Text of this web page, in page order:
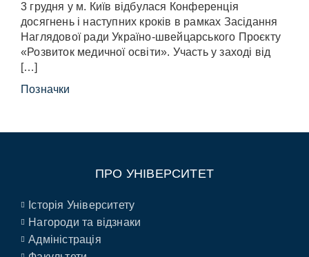
3 грудня у м. Київ відбулася Конференція
досягнень і наступних кроків в рамках Засідання
Наглядової ради Україно-швейцарського Проєкту
«Розвиток медичної освіти». Участь у заході від
[…]
Позначки
ПРО УНІВЕРСИТЕТ
Історія Університету
Нагороди та відзнаки
Адміністрація